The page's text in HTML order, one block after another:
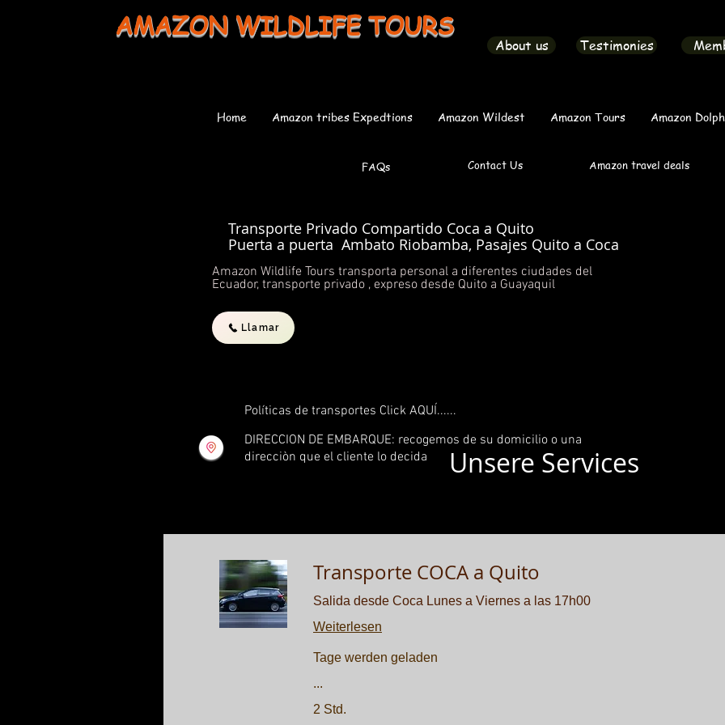
AMAZON WILDLIFE TOURS
About us Testimonies
Home Amazon tribes Expedtions Amazon Wildest Amazon Tours Amazon
FAQs Contact Us Amazon travel deals
Transporte Privado Compartido Coca a Quito
Puerta a puerta Ambato Riobamba, Pasajes Quito a Coca
Amazon Wildlife Tours transporta personal a diferentes ciudades del
Ecuador, transporte privado , expreso desde Quito a Guayaquil
Llamar
Unsere Services
Transporte COCA a Quito
Salida desde Coca Lunes a Viernes a las 17h00
Weiterlesen
Tage werden geladen
...
2 Std.
DIRECCION DE EMBARQUE: recogemos de su domicilio o una
direcciòn que el cliente lo decida
Políticas de transportes Click AQUÍ......